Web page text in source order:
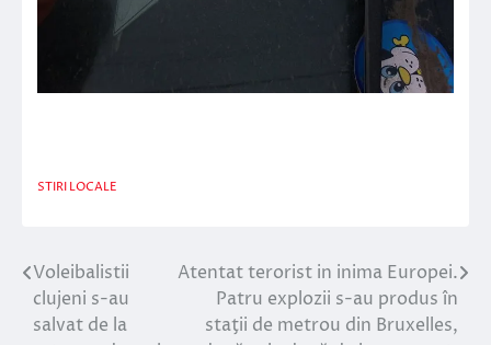
STIRI LOCALE
Navigare
în
Voleibalistii
clujeni s-au
salvat de la
Atentat terorist in inima Europei.
Patru explozii s-au produs în
staţii de metrou din Bruxelles,